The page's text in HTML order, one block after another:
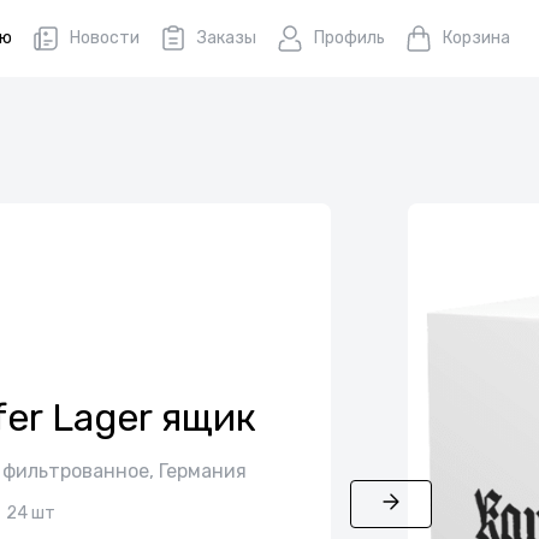
Новости Заказы Профиль Корзина
Lager ящик
Германия
24 шт